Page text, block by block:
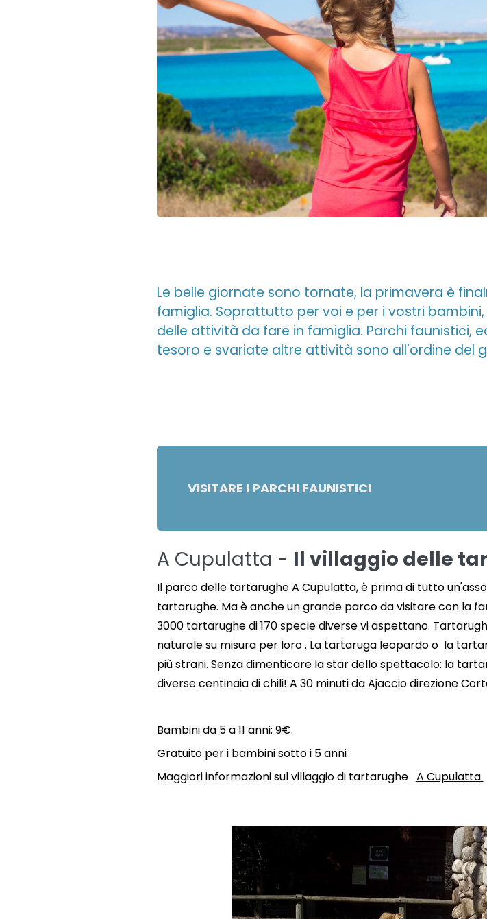
Le belle giornate sono tornate, la primavera è
famiglia. Soprattutto per voi e per i vostri
delle attività da fare in famiglia. Parchi faunistici,
tesoro e svariate altre attività sono all'ordine del
VISITARE I PARCHI FAUNISTICI
A Cupulatta - Il villaggio delle
Il parco delle tartarughe A Cupulatta, è prima di tutto
tartarughe. Ma è anche un grande parco da visitare con la
3000 tartarughe di 170 specie diverse vi aspettano.
naturale su misura per loro . La tartaruga leopardo o la
più strani. Senza dimenticare la star dello spettacolo: la
diverse centinaia di chili! A 30 minuti da Ajaccio direzione
Bambini da 5 a 11 anni: 9€.
Gratuito per i bambini sotto i 5 anni
Maggiori informazioni sul villaggio di tartarughe A Cupulatta